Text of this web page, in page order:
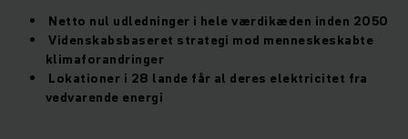
Netto nul udledninger i hele værdikæden inden 2050
Videnskabsbaseret strategi mod menneskeskabte
klimaforandringer
Lokationer i 28 lande får al deres elektricitet fra
vedvarende energi